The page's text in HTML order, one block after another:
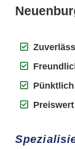
Pünktlich
Preiswert